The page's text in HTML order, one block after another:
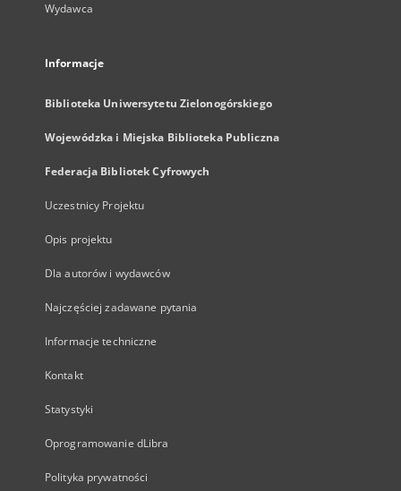
Wydawca
Informacje
Biblioteka Uniwersytetu Zielonogórskiego
Wojewódzka i Miejska Biblioteka Publiczna
Federacja Bibliotek Cyfrowych
Uczestnicy Projektu
Opis projektu
Dla autorów i wydawców
Najczęściej zadawane pytania
Informacje techniczne
Kontakt
Statystyki
Oprogramowanie dLibra
Polityka prywatności